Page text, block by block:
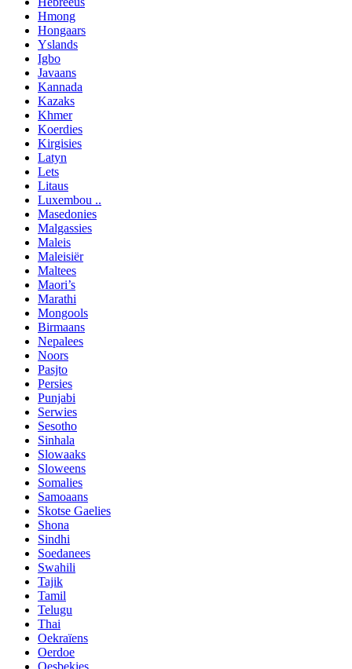
Hmong
Hongaars
Yslands
Igbo
Javaans
Kannada
Kazaks
Khmer
Koerdies
Kirgisies
Latyn
Lets
Litaus
Luxembou ..
Masedonies
Malgassies
Maleis
Maleisiër
Maltees
Maori’s
Marathi
Mongools
Birmaans
Nepalees
Noors
Pasjto
Persies
Punjabi
Serwies
Sesotho
Sinhala
Slowaaks
Sloweens
Somalies
Samoaans
Skotse Gaelies
Shona
Sindhi
Soedanees
Swahili
Tajik
Tamil
Telugu
Thai
Oekraïens
Oerdoe
Oesbekies